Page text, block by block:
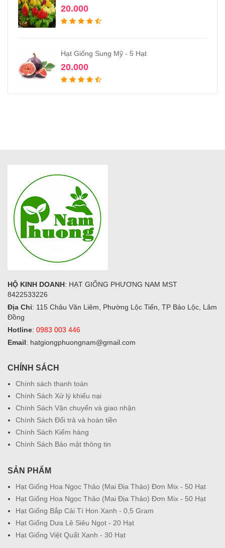
20.000
Hạt Giống Sung Mỹ - 5 Hạt
20.000
HỘ KINH DOANH: HẠT GIỐNG PHƯƠNG NAM MST
8422533226
Địa Chỉ: 115 Châu Văn Liêm, Phường Lộc Tiến, TP Bảo Lộc, Lâm
Đồng
Hotline: 0983 003 446
Email: hatgiongphuongnam@gmail.com
CHÍNH SÁCH
Chính sách thanh toán
Chính Sách Xử lý khiếu nại
Chính Sách Vận chuyển và giao nhận
Chính Sách Đổi trả và hoàn tiền
Chính Sách Kiểm hàng
Chính Sách Bảo mật thông tin
SẢN PHẨM
Hạt Giống Hoa Ngọc Thảo (Mai Địa Thảo) Đơn Mix - 50 Hạt
Hạt Giống Hoa Ngọc Thảo (Mai Địa Thảo) Đơn Mix - 50 Hạt
Hạt Giống Bắp Cải Tí Hon Xanh - 0,5 Gram
Hạt Giống Dưa Lê Siêu Ngọt - 20 Hạt
Hạt Giống Việt Quất Xanh - 30 Hạt